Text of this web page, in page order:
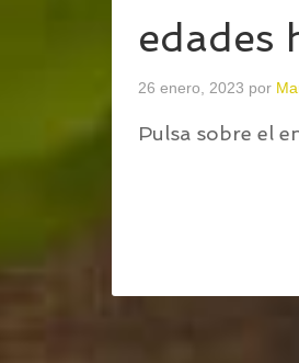
edades
26 enero, 2023 por
Pulsa sobre el